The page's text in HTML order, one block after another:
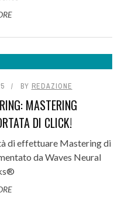
BY REDAZIONE
MASTERING
DI CLICK!
di effettuare Mastering di
da Waves Neural